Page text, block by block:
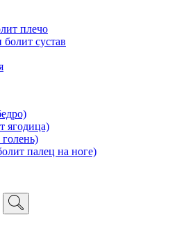
плечо
болит сустав
ягодица)
палец на ноге)